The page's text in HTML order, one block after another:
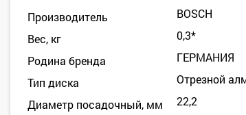
Производитель
BOSCH
Вес, кг
0,3*
Родина бренда
ГЕРМАНИЯ
Тип диска
Отрезной
Диаметр посадочный, мм
22,2